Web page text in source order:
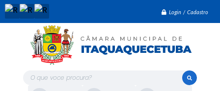
Login / Cadastro
O que voce procura?